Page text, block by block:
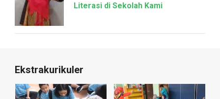
Literasi di Sekolah Kami
Ekstrakurikuler